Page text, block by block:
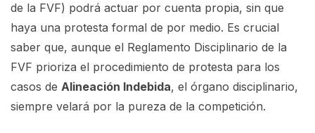
de la FVF) podrá actuar por cuenta propia, sin que
haya una protesta formal de por medio. Es crucial
saber que, aunque el Reglamento Disciplinario de la
FVF prioriza el procedimiento de protesta para los
casos de Alineación Indebida, el órgano disciplinario,
siempre velará por la pureza de la competición.